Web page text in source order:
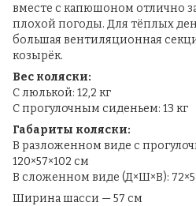
вместе с капюшоном отлично
плохой погоды. Для тёплых
большая вентиляционная
козырёк.
Вес коляски:
С люлькой: 12,2 кг
С прогулочным сиденьем: 13 кг
Габариты коляски:
В разложенном виде с
120×57×102 см
В сложенном виде (Д×Ш×В):
Ширина шасси — 57 см